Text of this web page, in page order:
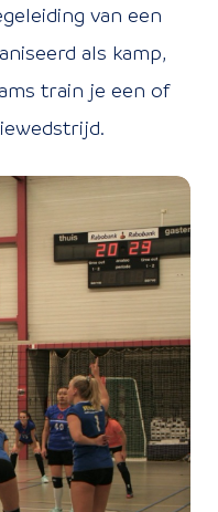
van een
als kamp,
train je een of